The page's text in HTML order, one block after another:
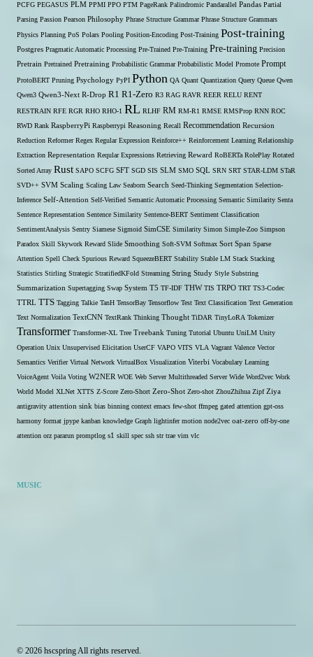
PCFG PEGASUS PLM PPMI PPO PTM PageRank Palindromic Pandarallel Pandas Partial
Parsing Passion Pearson Philosophy Phrase Structure Grammar Phrase Structure Grammars
Physics Planning PoS Polars Pooling Position-Encoding Post-Training Post-training
Postgres Pragmatic Automatic Processing Pre-Trained Pre-Training Pre-training Precision
Pretrain Pretrained Pretraining Probabilistic Grammar Probabilistic Model Promote Prompt
ProtoBERT Pruning Psychology PyPI Python QA Quant Quantization Query Queue Qwen
Qwen3 Qwen3-Next R-Drop R1 R1-Zero R3 RAG RAVR REER RELU RENT
RESTRAIN RFE RGR RHO RHO-1 RL RLHF RM RM-R1 RMSE RMSProp RNN ROC
RWD Rank RaspberryPi Raspberrypi Reasoning Recall Recommendation Recursion
Reduction Reformer Regex Regular Expression Reinforce++ Reinforcement Learning Relationship
Extraction Representation Reqular Expressions Retrieving Reward RoBERTa RolePlay Rotated
Sorted Array Rust SAPO SCFG SFT SGD SIS SLM SMO SQL SRN SRT STAR-LDM STaR
SVD++ SVM Scaling Scaling Law Seaborn Search Seed-Thinking Segmentation Selection-
Inference Self-Attention Self-Verified Semantic Automatic Processing Semantic Similarity Senta
Sentence Representation Sentence Similarity Sentence-BERT Sentiment Classification
SentimentAnalysis Sentry Siamese Sigmoid SimCSE Similarity Simon Simple-Zoo Simpson
Paradox Skill Skywork Reward Slide Smoothing Soft-SVM Softmax Sort Span Sparse
Attention Spell Check Spurious Reward SqueezeBERT Stability Stable LM Stack Stacking
Statistics Stirling Strategic StratifiedKFold Streaming String Study Style Substring
Summarization Supertagging Swap System T5 TF-IDF THW TIS TRPO TRT TS3-Codec
TTRL TTS Tagging Talkie TanH TensorBay Tensorflow Test Text Classification Text Generation
Text Normalization TextCNN TextRank Thinking Thought TiDAR TinyLoRA Tokenizer
Transformer Transformer-XL Tree Treebank Tuning Tutorial Ubuntu UniLM Unity
Operation Unix Unsupervised Elicitation UserCF VAPO VITS VLA Vagrant Valence Vector
Semantics Verifier Virtual Network VirtualBox Visualization Viterbi Vocabulary Learning
VoiceAgent Voila Voting W2NER WOE Web Server Multithreaded Server Wide Word2vec Work
World Model XLNet XTTS Z-Score Zero-Short Zero-Shot Zero-shot ZhouZhihua Zipf Ziya
antigravity attention sink bias binning context emacs few-shot ffmpeg gated attention gpt-oss
harmony format jpype kanban knowledge Graph lightinfer motion node2vec oat-zero off-by-one
attention orz pararun promptlog s1 skill spec ssh str trae vim vlc
MUSIC
© 2026 hscspring All rights reserved.